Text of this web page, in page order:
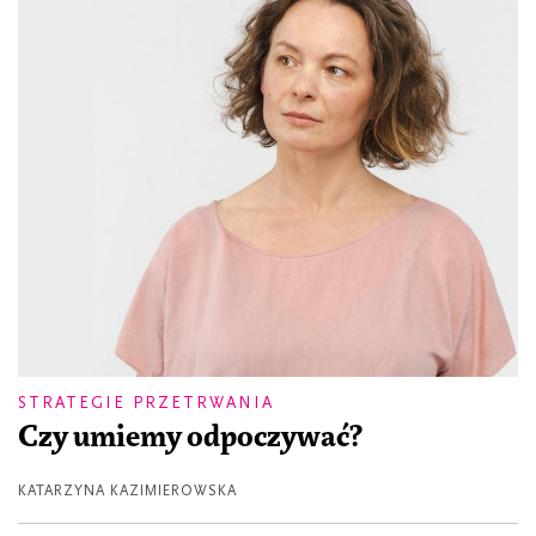
STRATEGIE PRZETRWANIA
Czy umiemy odpoczywać?
KATARZYNA KAZIMIEROWSKA